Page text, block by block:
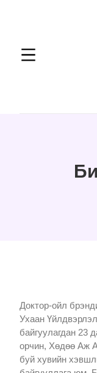
Доктор-ойл
Ухаан
байгуулагдан 23
орчин, Хөдөө Аж
буй хувийн